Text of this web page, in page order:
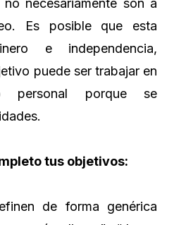
necesariamente son a
Es posible que esta
e independencia,
puede ser trabajar en
personal porque se
tus objetivos:
de forma genérica